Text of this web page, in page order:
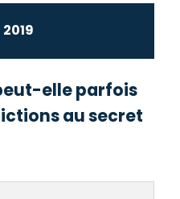
2019
elle parfois
au secret